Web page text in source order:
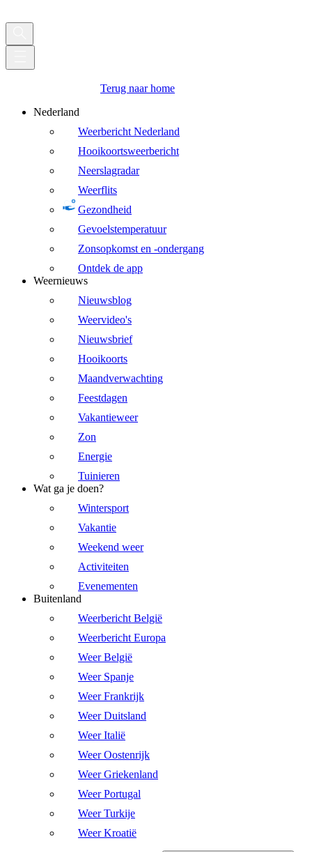
Terug naar home
Nederland
Weerbericht Nederland
Hooikoortsweerbericht
Neerslagradar
Weerflits
Gezondheid
Gevoelstemperatuur
Zonsopkomst en -ondergang
Ontdek de app
Weernieuws
Nieuwsblog
Weervideo's
Nieuwsbrief
Hooikoorts
Maandverwachting
Feestdagen
Vakantieweer
Zon
Energie
Tuinieren
Wat ga je doen?
Wintersport
Vakantie
Weekend weer
Activiteiten
Evenementen
Buitenland
Weerbericht België
Weerbericht Europa
Weer België
Weer Spanje
Weer Frankrijk
Weer Duitsland
Weer Italië
Weer Oostenrijk
Weer Griekenland
Weer Portugal
Weer Turkije
Weer Kroatië